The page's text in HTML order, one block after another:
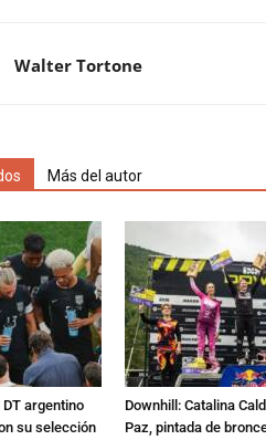
Walter Tortone
Más del autor
DT argentino
su selección
Downhill: Catalina
Paz, pintada de